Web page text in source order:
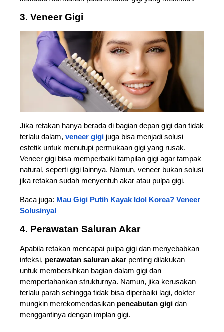
3. Veneer Gigi
Jika retakan hanya berada di bagian depan gigi dan tidak
terlalu dalam, veneer gigi juga bisa menjadi solusi
estetik untuk menutupi permukaan gigi yang rusak.
Veneer gigi bisa memperbaiki tampilan gigi agar tampak
natural, seperti gigi lainnya. Namun, veneer bukan solusi
jika retakan sudah menyentuh akar atau pulpa gigi.
Baca juga: Mau Gigi Putih Kayak Idol Korea? Veneer
Solusinya!
4. Perawatan Saluran Akar
Apabila retakan mencapai pulpa gigi dan menyebabkan
infeksi, perawatan saluran akar penting dilakukan
untuk membersihkan bagian dalam gigi dan
mempertahankan strukturnya. Namun, jika kerusakan
terlalu parah sehingga tidak bisa diperbaiki lagi, dokter
mungkin merekomendasikan pencabutan gigi dan
menggantinya dengan implan gigi.